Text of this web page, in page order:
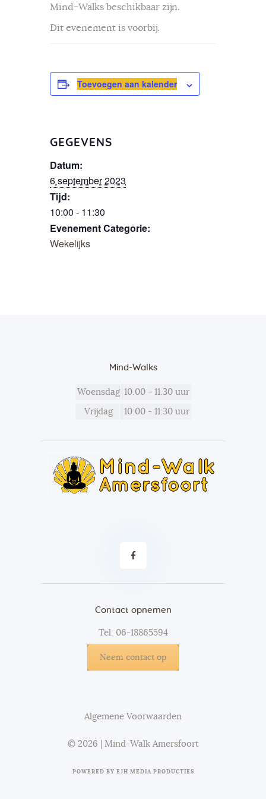
Mind-Walks beschikbaar zijn.
Dit evenement is voorbij.
Toevoegen aan kalender
GEGEVENS
Datum:
6 september 2023
Tijd:
10:00 - 11:30
Evenement Categorie:
Wekelijks
Mind-Walks
Woensdag 10.00 - 11.30 uur
Vrijdag 10:00 - 11:30 uur
Contact opnemen
Tel: 06-18865594
Neem contact op
Algemene Voorwaarden
© 2026 | Mind-Walk Amersfoort
POWERED BY EJH MEDIA PRODUCTIES